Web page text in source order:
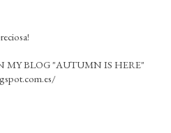
MY BLOG "AUTUMN IS HERE"